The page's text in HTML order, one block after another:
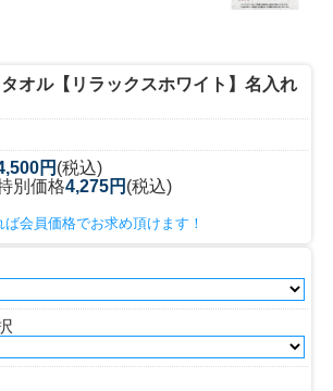
オル【リラックスホワイト】名入れ
円 (税込)
別価格4,275円 (税込)
会員価格でお求め頂けます！